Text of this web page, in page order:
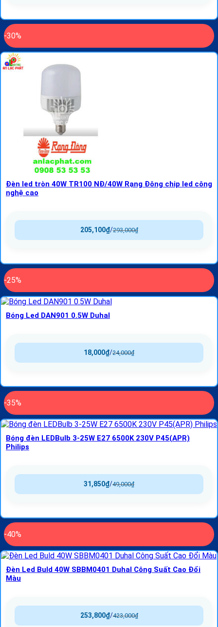
-30%
Đèn led tròn 40W TR100 NĐ/40W Rạng Đông chip led công
nghệ cao
293,000₫
/
205,100₫
-25%
Bóng Led DAN901 0.5W Duhal
24,000₫
/
18,000₫
-35%
Bóng đèn LEDBulb 3-25W E27 6500K 230V P45(APR)
Philips
49,000₫
/
31,850₫
-40%
Đèn Led Buld 40W SBBM0401 Duhal Công Suất Cao Đổi
Màu
423,000₫
/
253,800₫